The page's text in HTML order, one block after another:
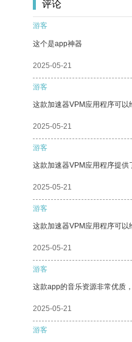
评论
游客
这个是app神器
2025-05-21
游客
这款加速器VPM应用程序可以
2025-05-21
游客
这款加速器VPM应用程序提供
2025-05-21
游客
这款加速器VPM应用程序可以
2025-05-21
游客
这款app的音乐资源非常优质
2025-05-21
游客